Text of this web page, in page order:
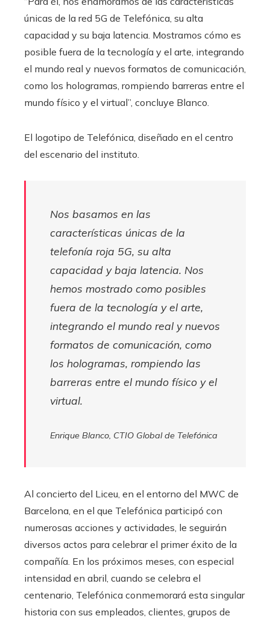
únicas de la red 5G de Telefónica, su alta
capacidad y su baja latencia. Mostramos cómo es
posible fuera de la tecnología y el arte, integrando
el mundo real y nuevos formatos de comunicación,
como los hologramas, rompiendo barreras entre el
mundo físico y el virtual”, concluye Blanco.
El logotipo de Telefónica, diseñado en el centro
del escenario del instituto.
Nos basamos en las
características únicas de la
telefonía roja 5G, su alta
capacidad y baja latencia. Nos
hemos mostrado como posibles
fuera de la tecnología y el arte,
integrando el mundo real y nuevos
formatos de comunicación, como
los hologramas, rompiendo las
barreras entre el mundo físico y el
virtual.
Enrique Blanco, CTIO Global de Telefónica
Al concierto del Liceu, en el entorno del MWC de
Barcelona, ​​en el que Telefónica participó con
numerosas acciones y actividades, le seguirán
diversos actos para celebrar el primer éxito de la
compañía. En los próximos meses, con especial
intensidad en abril, cuando se celebra el
centenario, Telefónica conmemorará esta singular
historia con sus empleados, clientes, grupos de